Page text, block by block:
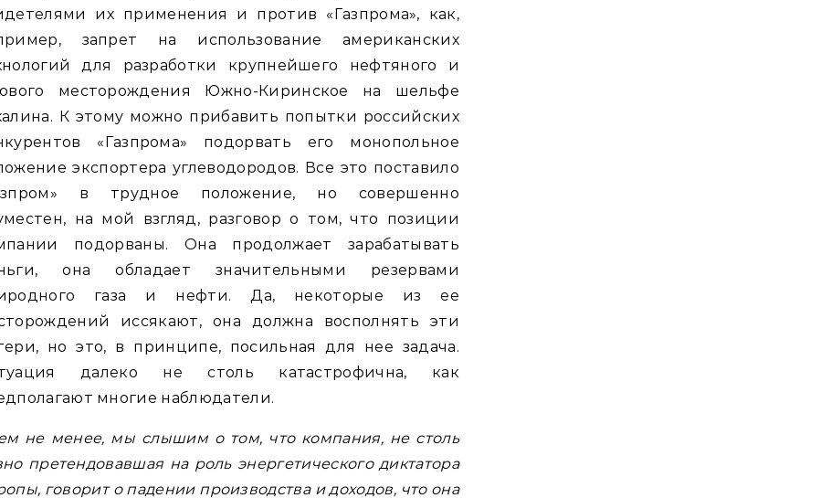
их применения и против «Газпрома», как,
запрет на использование американских
для разработки крупнейшего нефтяного и
месторождения Южно-Киринское на шельфе
К этому можно прибавить попытки российских
«Газпрома» подорвать его монопольное
экспортера углеводородов. Все это поставило
в трудное положение, но совершенно
на мой взгляд, разговор о том, что позиции
подорваны. Она продолжает зарабатывать
она обладает значительными резервами
газа и нефти. Да, некоторые из ее
иссякают, она должна восполнять эти
но это, в принципе, посильная для нее задача.
далеко не столь катастрофична, как
многие наблюдатели.
не менее, мы слышим о том, что компания, не столь
претендовавшая на роль энергетического диктатора
говорит о падении производства и доходов, что она